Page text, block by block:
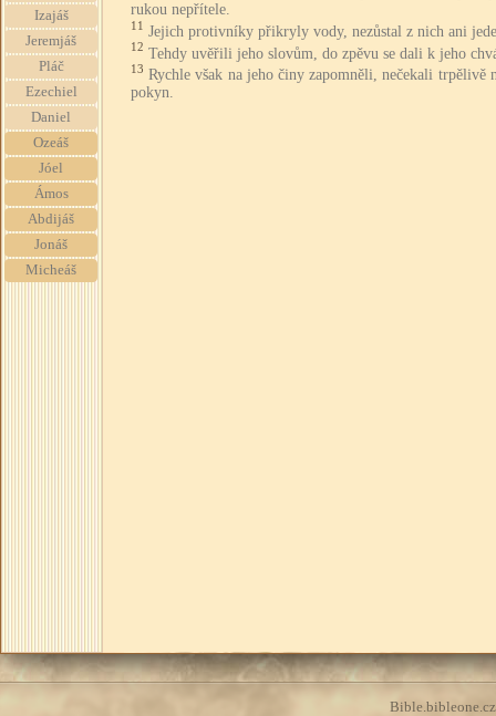
Izajáš
Jeremjáš
Pláč
Ezechiel
Daniel
Ozeáš
Jóel
Ámos
Abdijáš
Jonáš
Micheáš
rukou nepřítele.
11 Jejich protivníky přikryly vody, nezůstal z nich ani
12 Tehdy uvěřili jeho slovům, do zpěvu se dali k jeho
13 Rychle však na jeho činy zapomněli, nečekali trpělivě
pokyn.